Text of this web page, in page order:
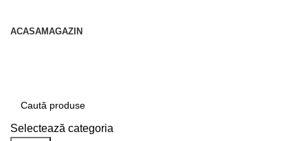
ACASAMAGAZIN
Selectează categoria